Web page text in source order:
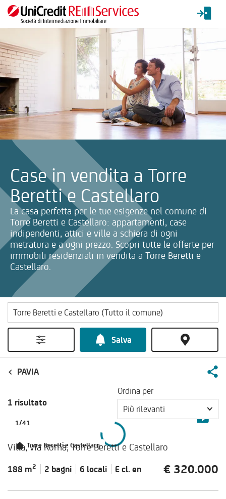
Case in vendita a Torre
Beretti e Castellaro
La casa perfetta per le tue esigenze nel comune di
Torre Beretti e Castellaro: appartamenti, case
indipendenti, attici e ville a schiera di ogni
metratura e a ogni prezzo. Scopri tutte le offerte per
immobili residenziali in vendita a Torre Beretti e
Castellaro.
La ricerca verrà inviata automaticamente alla selezione delle
Salva
PAVIA
1 risultato
Ordina per
Più rilevanti
Torre Beretti e Castellaro
1/41
Villa, via Roma, Torre Beretti e Castellaro
188 m2 2 bagni 6 locali E cl. en € 320.000